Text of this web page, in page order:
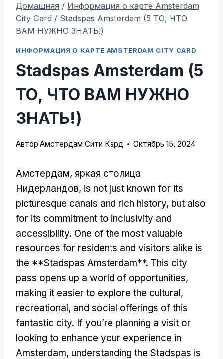
Домашняя / Информация о карте Amsterdam
City Card / Stadspas Amsterdam (5 ТО, ЧТО
ВАМ НУЖНО ЗНАТЬ!)
ИНФОРМАЦИЯ О КАРТЕ AMSTERDAM CITY CARD
Stadspas Amsterdam (5
ТО, ЧТО ВАМ НУЖНО
ЗНАТЬ!)
Автор Амстердам Сити Кард Октябрь 15, 2024
Амстердам, яркая столица
Нидерландов, is not just known for its
picturesque canals and rich history, but also
for its commitment to inclusivity and
accessibility. One of the most valuable
resources for residents and visitors alike is
the **Stadspas Amsterdam**. This city
pass opens up a world of opportunities,
making it easier to explore the cultural,
recreational, and social offerings of this
fantastic city. If you’re planning a visit or
looking to enhance your experience in
Amsterdam, understanding the Stadspas is